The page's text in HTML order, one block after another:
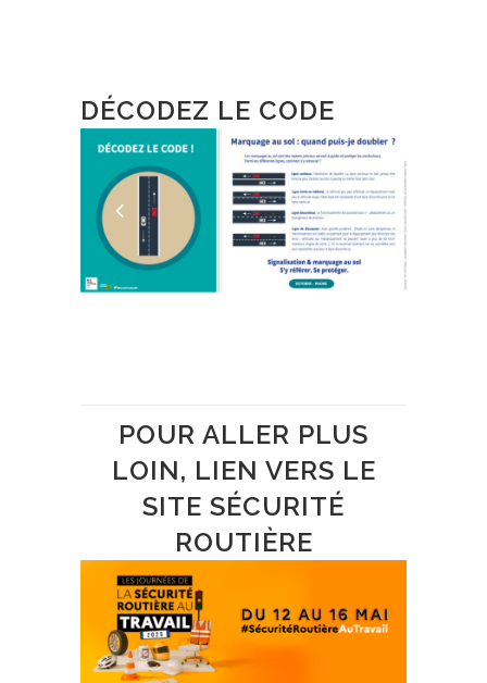
DÉCODEZ LE CODE
POUR ALLER PLUS
LOIN, LIEN VERS LE
SITE SÉCURITÉ
ROUTIÈRE